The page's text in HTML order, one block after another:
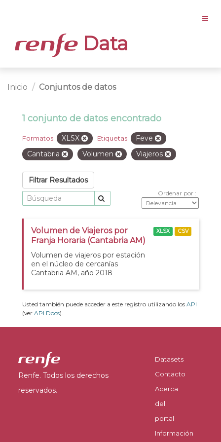
Data
Inicio Conjuntos de datos
1 conjunto de datos encontrado
Formatos: XLSX Etiquetas:
Feve
Cantabria
Volumen Viajeros
Filtrar Resultados
Ordenar por
Volumen de Viajeros por
Franja Horaria (Cantabria AM)
Volumen de viajeros por estación
en el núcleo de cercanías
Cantabria AM, año 2018
XLSX CSV
Usted también puede acceder a este registro utilizando los API
(ver API Docs).
Renfe. Todos los derechos
reservados.
Datasets
Contacto
Acerca
del
portal
Información